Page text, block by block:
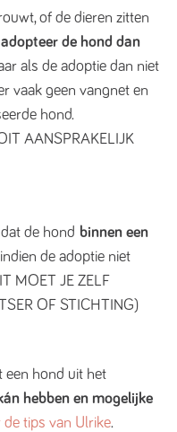
of de dieren zitten
adopteer de hond dan
als de adoptie dan niet
vaak geen vangnet en
hond.
AANSPRAKELIJK
de hond binnen een
indien de adoptie niet
MOET JE ZELF
OF STICHTING)
een hond uit het
hebben en mogelijke
de tips van Ulrike.